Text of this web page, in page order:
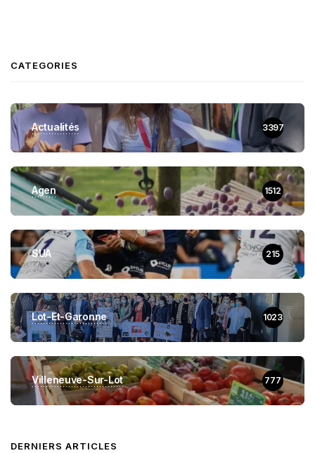
CATEGORIES
Actualités 3397
Agen 1512
SUA 215
Lot-Et-Garonne 1023
Villeneuve-Sur-Lot 777
DERNIERS ARTICLES